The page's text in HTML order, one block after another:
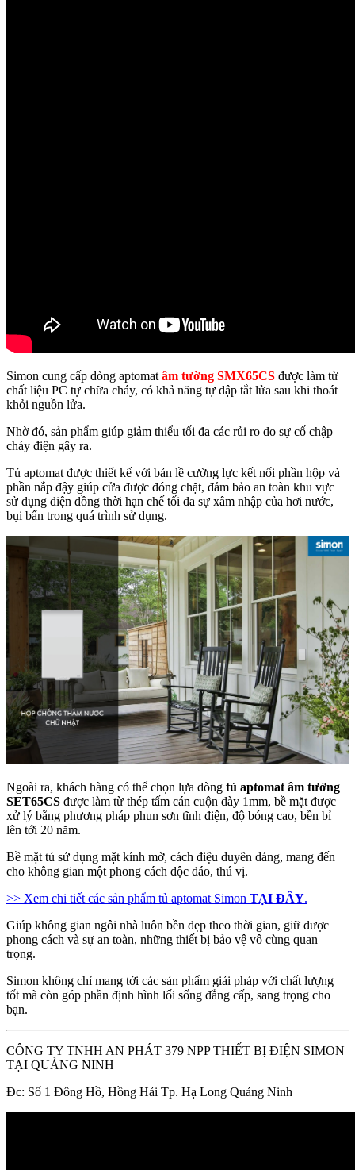
Simon cung cấp dòng aptomat âm tường SMX65CS được làm từ
chất liệu PC tự chữa cháy, có khả năng tự dập tắt lửa sau khi thoát
khỏi nguồn lửa.
Nhờ đó, sản phẩm giúp giảm thiểu tối đa các rủi ro do sự cố chập
cháy điện gây ra.
Tủ aptomat được thiết kế với bản lề cường lực kết nối phần hộp và
phần nắp đậy giúp cửa được đóng chặt, đảm bảo an toàn khu vực
sử dụng điện đồng thời hạn chế tối đa sự xâm nhập của hơi nước,
bụi bẩn trong quá trình sử dụng.
Ngoài ra, khách hàng có thể chọn lựa dòng tủ aptomat âm tường
SET65CS được làm từ thép tấm cán cuộn dày 1mm, bề mặt được
xử lý bằng phương pháp phun sơn tĩnh điện, độ bóng cao, bền bỉ
lên tới 20 năm.
Bề mặt tủ sử dụng mặt kính mờ, cách điệu duyên dáng, mang đến
cho không gian một phong cách độc đáo, thú vị.
>> Xem chi tiết các sản phẩm tủ aptomat Simon TẠI ĐÂY.
Giúp không gian ngôi nhà luôn bền đẹp theo thời gian, giữ được
phong cách và sự an toàn, những thiết bị bảo vệ vô cùng quan
trọng.
Simon không chỉ mang tới các sản phẩm giải pháp với chất lượng
tốt mà còn góp phần định hình lối sống đẳng cấp, sang trọng cho
bạn.
CÔNG TY TNHH AN PHÁT 379 NPP THIẾT BỊ ĐIỆN SIMON
TẠI QUẢNG NINH
Đc: Số 1 Đông Hồ, Hồng Hải Tp. Hạ Long Quảng Ninh